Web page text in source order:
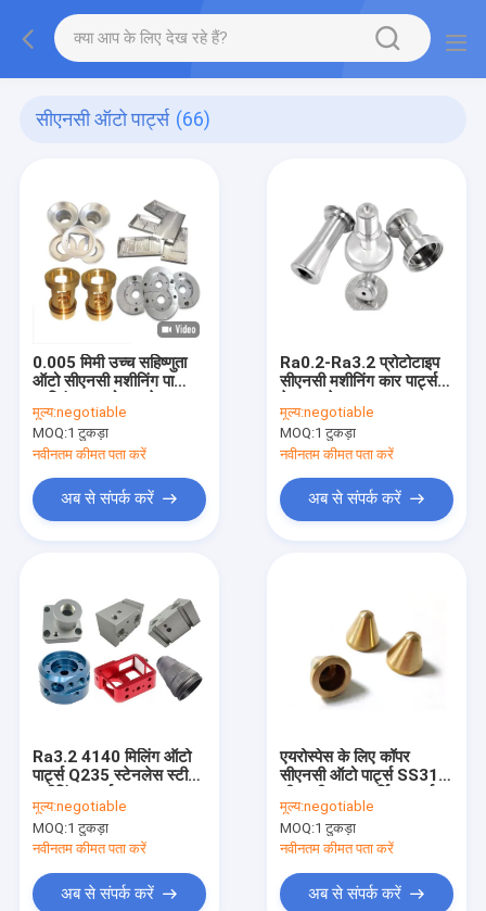
सीएनसी ऑटो पार्ट्स (66)
0.005 मिमी उच्च सहिष्णुता
ऑटो सीएनसी मशीनिंग पार्ट्स
पार्ट्स
मूल्य:negotiable
MOQ:1 टुकड़ा
नवीनतम कीमत पता करें
अब से संपर्क करें
Ra0.2-Ra3.2 प्रोटोटाइप
सीएनसी मशीनिंग कार पार्ट्स
मूल्य:negotiable
MOQ:1 टुकड़ा
नवीनतम कीमत पता करें
अब से संपर्क करें
Ra3.2 4140 मिलिंग ऑटो
पार्ट्स Q235 स्टेनलेस स्टील
मूल्य:negotiable
MOQ:1 टुकड़ा
नवीनतम कीमत पता करें
अब से संपर्क करें
एयरोस्पेस के लिए कॉपर
सीएनसी ऑटो पार्ट्स SS316
मूल्य:negotiable
MOQ:1 टुकड़ा
नवीनतम कीमत पता करें
अब से संपर्क करें